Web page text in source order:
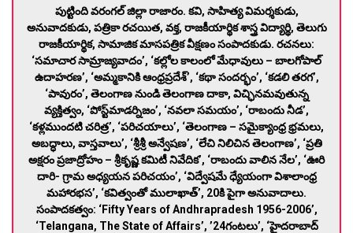
పుట్టింది వరంగల్ జిల్లా రాజారం. కవి, సాహిత్య విమర్శకుడు,
అనువాదకుడు, పత్రికా రచయిత, వక్త, రాజకీయార్థిక శాస్త్ర విద్యార్థి, తెలుగు
రాజకీయార్థిక, సామాజిక మాసపత్రిక వీక్షణం సంపాదకుడు. ర‌చ‌న‌లు:
‘స‌మాచార సామ్రాజ్య‌వాదం’, ‘క‌ల్లోల కాలంలో మేధావులు – బాల‌గోపాల్
ఉదాహ‌ర‌ణ‌’, ‘అమ్మ‌కానికి ఆంధ్ర‌ప్ర‌దేశ్‌’, ‘క‌థా సంద‌ర్భం’, ‘క‌డ‌లి త‌ర‌గ‌’,
‘పావురం’, తెలంగాణ నుండి తెలంగాణ దాకా, విచ్ఛిన‌మ‌వుతున్న
వ్య‌క్తిత్వం, ‘పోస్ట్‌మాడ‌ర్నిజం’, ‘న‌వ‌లా స‌మ‌యం’, ‘రాబందు నీడ‌’,
‘క‌ళ్ల‌ముంద‌టి చ‌రిత్ర‌’, ‘ప‌రిచ‌యాలు’, ‘తెలంగాణ‌ – స‌మైక్యాంధ్ర భ్ర‌మ‌లు,
అబ‌ద్ధాలు, వాస్త‌వాలు’, ‘శ్రీశ్రీ అన్వేష‌ణ‌’, ‘లేచి నిలిచిన తెలంగాణ‌’, ‘ప్ర‌తి
అక్ష‌రం ప్ర‌జాద్రోహం – శ్రీకృష్ణ క‌మిటీ నివేదిక‌’, ‘రాబందు వాలిన నేల‌’, ‘ఊరి
దారి- గ్రామ అధ్య‌య‌న ప‌రిచ‌యం’, ‘విద్వేష‌మే ధ్యేయంగా విశాలాంధ్ర
మ‌హార‌భ‌స‌’, ‘క‌విత్వంతో ములాఖాత్‌’, 20కి పైగా అనువాదాలు.
సంపాద‌క‌త్వం: ‘Fifty Years of Andhrapradesh 1956-2006’,
‘Telangana, The State of Affairs’, ’24గంట‌లు’, ‘హైద‌రాబాద్